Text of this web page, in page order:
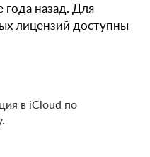
назад. Для
лицензий доступны
в iCloud по